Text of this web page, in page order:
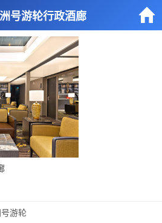
号游轮行政酒廊 
游轮